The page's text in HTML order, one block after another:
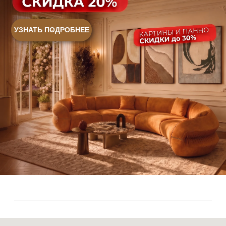
© 2026 Sky Living
Политика конфиденциальности
Политика возврата товаров
Sales@skyliving.ru
Telegram и YouTube ограничены на территории РФ
(на основании ФЗ-149 "Об информации")